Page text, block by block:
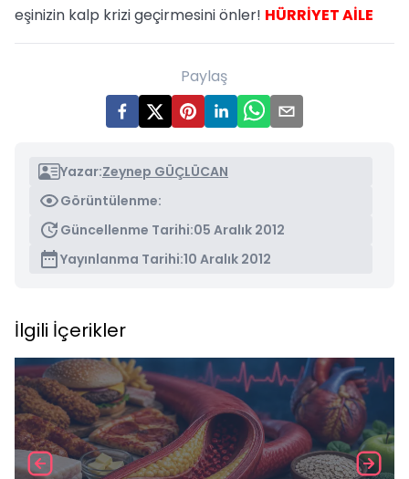
eşinizin kalp krizi geçirmesini önler! HÜRRİYET AİLE
Paylaş
Yazar:Zeynep GÜÇLÜCAN
Görüntülenme:
Güncellenme Tarihi:05 Aralık 2012
Yayınlanma Tarihi:10 Aralık 2012
İlgili İçerikler